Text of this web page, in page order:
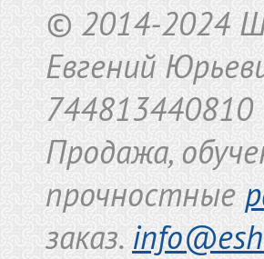
© 2014-2024
Евгений
744813440810
Продажа,
прочностные
заказ.